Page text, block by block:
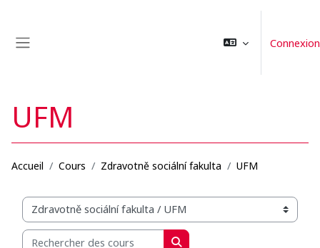
Connexion
UFM
Accueil Cours Zdravotně sociální fakulta UFM
Catégories de cours
Rechercher des cours